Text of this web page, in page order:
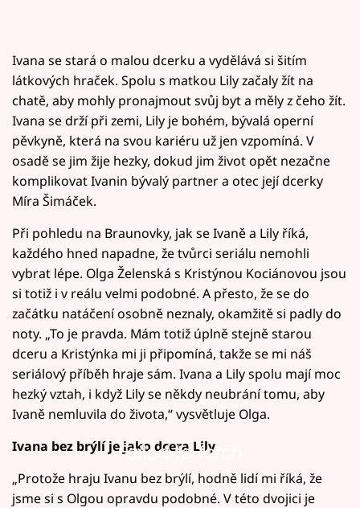
Ivana se stará o malou dcerku a vydělává si šitím
látkových hraček. Spolu s matkou Lily začaly žít na
chatě, aby mohly pronajmout svůj byt a měly z čeho žít.
Ivana se drží při zemi, Lily je bohém, bývalá operní
pěvkyně, která na svou kariéru už jen vzpomíná. V
osadě se jim žije hezky, dokud jim život opět nezačne
komplikovat Ivanin bývalý partner a otec její dcerky
Míra Šimáček.
Při pohledu na Braunovky, jak se Ivaně a Lily říká,
každého hned napadne, že tvůrci seriálu nemohli
vybrat lépe. Olga Želenská s Kristýnou Kociánovou jsou
si totiž i v reálu velmi podobné. A přesto, že se do
začátku natáčení osobně neznaly, okamžitě si padly do
noty. „To je pravda. Mám totiž úplně stejně starou
dceru a Kristýnka mi ji připomíná, takže se mi náš
seriálový příběh hraje sám. Ivana a Lily spolu mají moc
hezký vztah, i když Lily se někdy neubrání tomu, aby
Ivaně nemluvila do života,“ vysvětluje Olga.
Failed to fetch
Ivana bez brýlí je jako dcera Lily
„Protože hraju Ivanu bez brýlí, hodně lidí mi říká, že
jsme si s Olgou opravdu podobné. V této dvojici je